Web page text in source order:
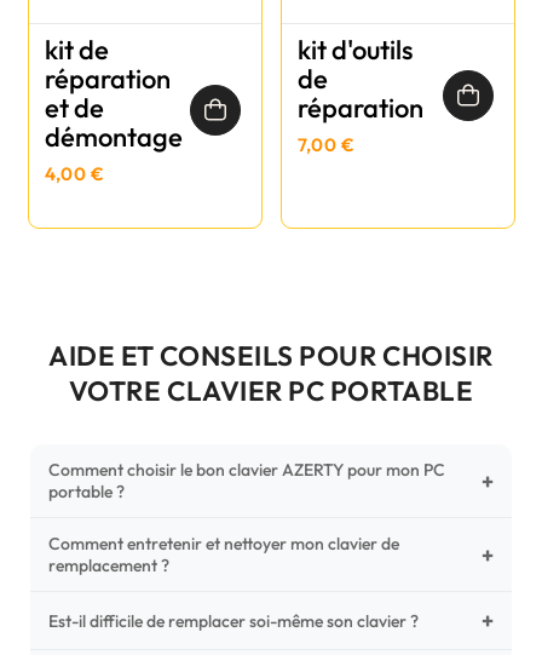
kit de
réparation
et de
démontage
4,00 €
kit d'outils
de
réparation
7,00 €
AIDE ET CONSEILS POUR CHOISIR
VOTRE CLAVIER PC PORTABLE
Comment choisir le bon clavier AZERTY pour mon PC
portable ?
+
Pour ne pas vous tromper, vérifiez trois points critiques sur
votre clavier d'origine : la disposition (AZERTY Français), la
photos HD) et l'emplacement des fixations (vis ou clips) au
Comment entretenir et nettoyer mon clavier de
remplacement ?
+
Un entretien régulier prolonge la vie de vos touches.
Est-il difficile de remplacer soi-même son clavier ? +